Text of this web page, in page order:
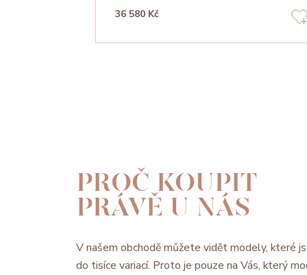
36 580 Kč
PROČ KOUPIT
PRÁVĚ U NÁS
V našem obchodě můžete vidět modely, které
do tisíce variací. Proto je pouze na Vás, který